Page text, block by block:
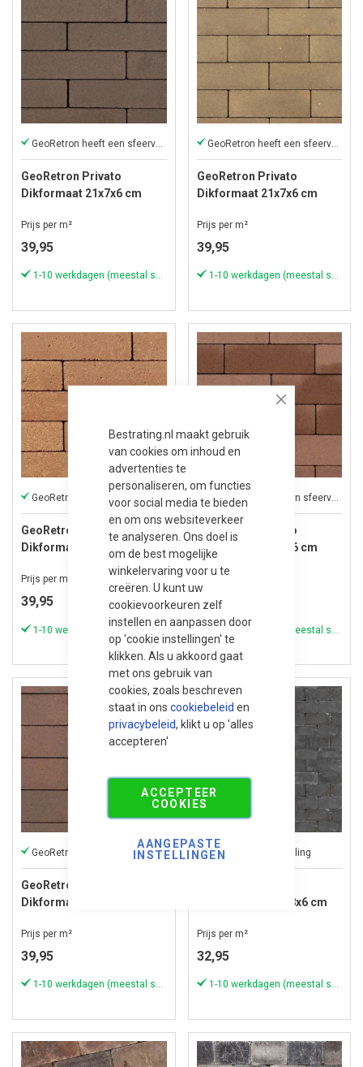
Close
Bestrating.nl maakt gebruik
van cookies om inhoud en
advertenties te
personaliseren, om functies
voor social media te bieden
en om ons websiteverkeer
te analyseren. Ons doel is
om de best mogelijke
winkelervaring voor u te
creëren. U kunt uw
cookievoorkeuren zelf
instellen en aanpassen door
op 'cookie instellingen' te
klikken. Als u akkoord gaat
met ons gebruik van
cookies, zoals beschreven
staat in ons cookiebeleid en
privacybeleid, klikt u op 'alles
accepteren'
ACCEPTEER
COOKIES
AANGEPASTE
INSTELLINGEN
GeoRetron Privato
Dikformaat 21x7x6 cm
Prijs per m²
39,95
1-10 werkdagen (meestal sneller)
GeoRetron heeft een sfeervolle uitstraling
GeoRetron Privato
Dikformaat 21x7x6 cm
Prijs per m²
39,95
1-10 werkdagen (meestal sneller)
GeoRetron heeft een sfeervolle uitstraling
GeoRetron Privato
Dikformaat 21x7x6 cm
Prijs per m²
39,95
1-10 werkdagen (meestal sneller)
GeoRetron heeft een sfeervolle uitstraling
GeoRetron Privato
Dikformaat 21x7x6 cm
Loevestein
39,95
GeoRetron heeft een sfeervolle uitstraling
GeoRetron Privato
Dikformaat 21x7x6 cm
Prijs per m²
39,95
1-10 werkdagen (meestal sneller)
Verouderde uitstraling
Dikformaat 21x6,8x6 cm
Prijs per m²
32,95
1-10 werkdagen (meestal sneller)